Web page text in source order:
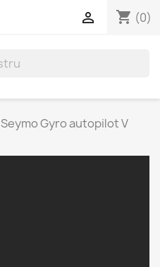
shopping_cart (0)

Seymo Gyro autopilot V